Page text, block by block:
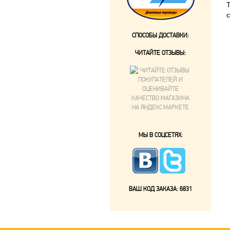
СПОСОБЫ ДОСТАВКИ:
ЧИТАЙТЕ ОТЗЫВЫ:
МЫ В СОЦСЕТЯХ:
ВАШ КОД ЗАКАЗА: 6831